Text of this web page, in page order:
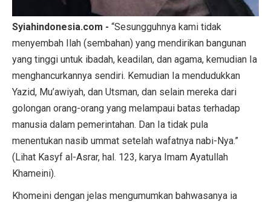
Syiahindonesia.com - “Sesungguhnya kami tidak
menyembah Ilah (sembahan) yang mendirikan bangunan
yang tinggi untuk ibadah, keadilan, dan agama, kemudian Ia
menghancurkannya sendiri. Kemudian Ia mendudukkan
Yazid, Mu’awiyah, dan Utsman, dan selain mereka dari
golongan orang-orang yang melampaui batas terhadap
manusia dalam pemerintahan. Dan Ia tidak pula
menentukan nasib ummat setelah wafatnya nabi-Nya.”
(Lihat Kasyf al-Asrar, hal. 123, karya Imam Ayatullah
Khameini).
Khomeini dengan jelas mengumumkan bahwasanya ia